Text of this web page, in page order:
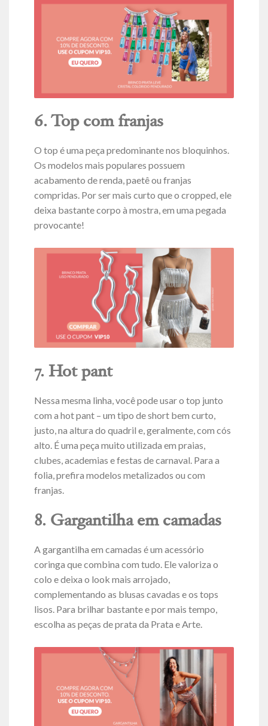
6. Top com franjas
O top é uma peça predominante nos bloquinhos.
Os modelos mais populares possuem
acabamento de renda, paetê ou franjas
compridas. Por ser mais curto que o cropped, ele
deixa bastante corpo à mostra, em uma pegada
provocante!
7. Hot pant
Nessa mesma linha, você pode usar o top junto
com a hot pant – um tipo de short bem curto,
justo, na altura do quadril e, geralmente, com cós
alto. É uma peça muito utilizada em praias,
clubes, academias e festas de carnaval. Para a
folia, prefira modelos metalizados ou com
franjas.
8. Gargantilha em camadas
A gargantilha em camadas é um acessório
coringa que combina com tudo. Ele valoriza o
colo e deixa o look mais arrojado,
complementando as blusas cavadas e os tops
lisos. Para brilhar bastante e por mais tempo,
escolha as peças de prata da Prata e Arte.